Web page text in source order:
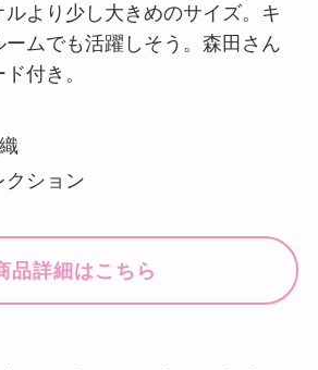
より少し大きめのサイズ。キ
ームでも活躍しそう。森田さん
付き。
クション
品詳細はこちら